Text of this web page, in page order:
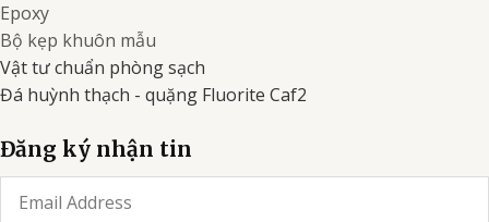
Epoxy
Bộ kẹp khuôn mẫu
Vật tư chuẩn phòng sạch
Đá huỳnh thạch - quặng Fluorite Caf2
Đăng ký nhận tin